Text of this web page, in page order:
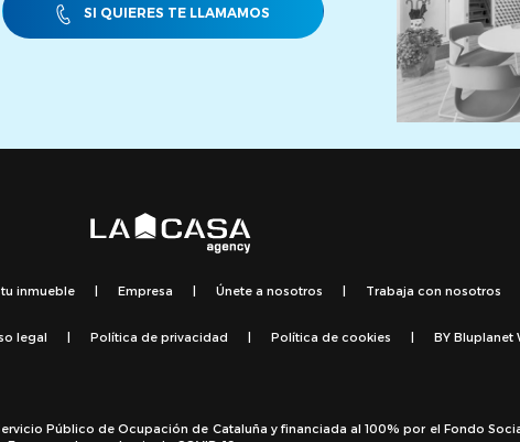
SI QUIERES TE LLAMAMOS
inmueble | Empresa | Únete a nosotros | Trabaja con nosotros
legal | Política de privacidad | Política de cookies | BY Bluplanet
Público de Ocupación de Cataluña y financiada al 100% por el Fondo